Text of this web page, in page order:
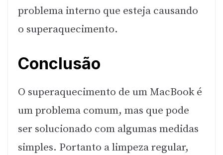
problema interno que esteja causando
o superaquecimento.
Conclusão
O superaquecimento de um MacBook é
um problema comum, mas que pode
ser solucionado com algumas medidas
simples. Portanto a limpeza regular,